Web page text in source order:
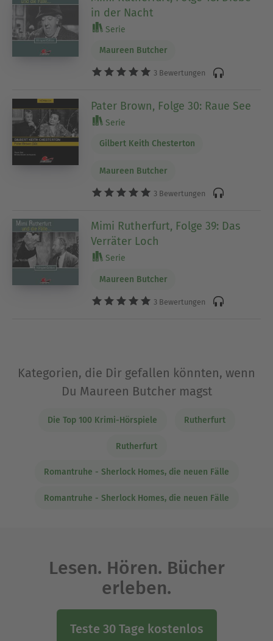
in der Nacht
Serie
Maureen Butcher
3 Bewertungen
Pater Brown, Folge 30: Raue See
Serie
Gilbert Keith Chesterton
Maureen Butcher
3 Bewertungen
Mimi Rutherfurt, Folge 39: Das
Verräter Loch
Serie
Maureen Butcher
3 Bewertungen
Kategorien, die Dir gefallen könnten, wenn
Du Maureen Butcher magst
Die Top 100 Krimi-Hörspiele Rutherfurt
Rutherfurt
Romantruhe - Sherlock Homes, die neuen Fälle
Romantruhe - Sherlock Homes, die neuen Fälle
Lesen. Hören. Bücher
erleben.
Teste 30 Tage kostenlos